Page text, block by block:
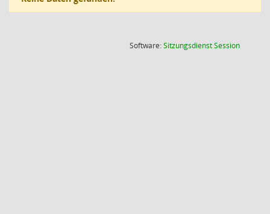
Software:SitzungsdienstSession(Wird in